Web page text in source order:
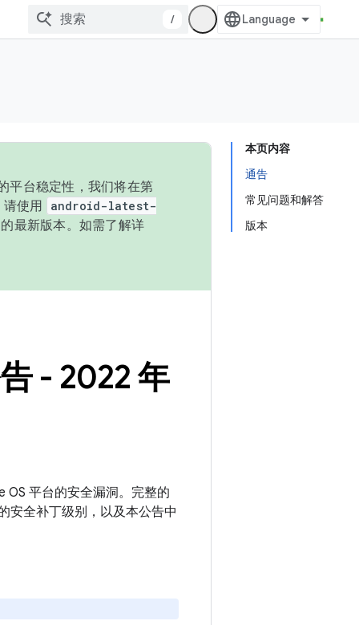
/
本页内容
通告
常见问题和解答
版本
平台稳定性，我们将在第
使用
android-latest-
最新版本。如需了解详
- 2022 年
平台的安全漏洞。完整的
全补丁级别，以及本公告中